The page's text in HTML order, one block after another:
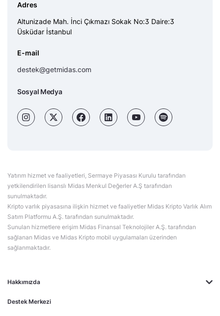
Hakkımızda
Destek Merkezi
Adres
Altunizade Mah. İnci Çıkmazı Sokak No:3 Daire:3
Üsküdar İstanbul
E-mail
destek@getmidas.com
Sosyal Medya
Yatırım hizmet ve faaliyetleri, Sermaye Piyasası Kurulu tarafından
yetkilendirilen lisanslı Midas Menkul Değerler A.Ş tarafından
sunulmaktadır.
Kripto varlık piyasasına ilişkin hizmet ve faaliyetler Midas Kripto Varlık Alım
Satım Platformu A.Ş. tarafından sunulmaktadır.
Sunulan hizmetlere erişim Midas Finansal Teknolojiler A.Ş. tarafından
sağlanan Midas ve Midas Kripto mobil uygulamaları üzerinden
sağlanmaktadır.